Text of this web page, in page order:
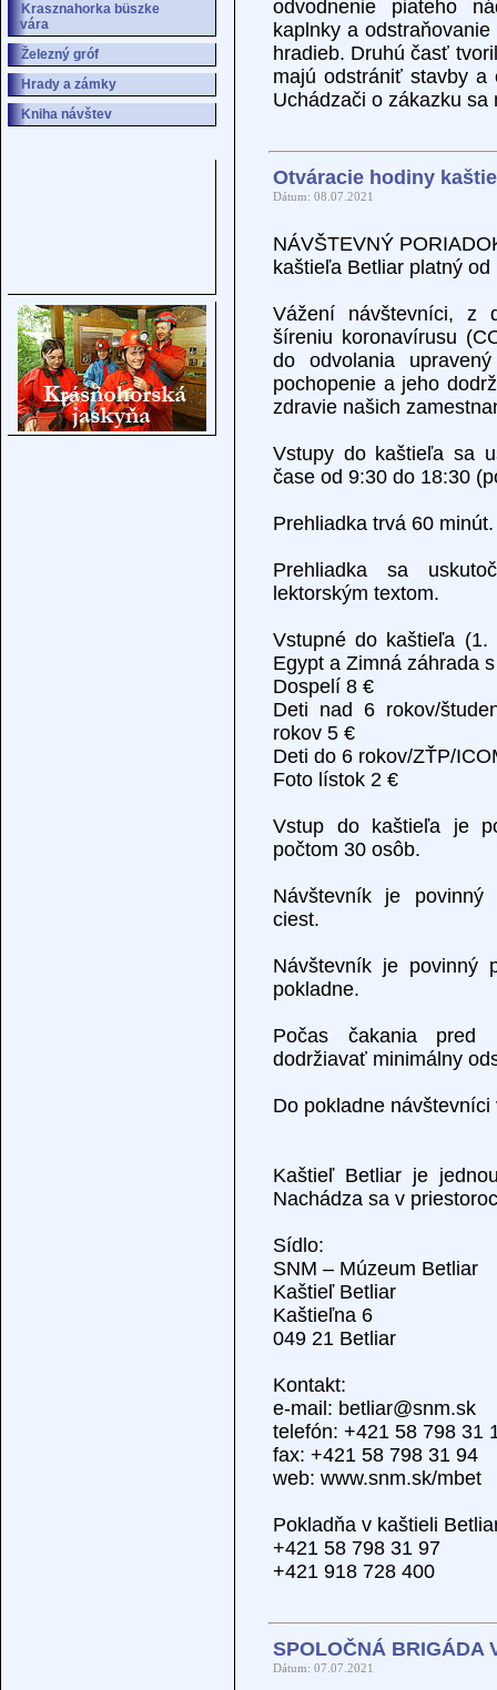
Krasznahorka büszke
vára
Železný gróf
Hrady a zámky
Kniha návštev